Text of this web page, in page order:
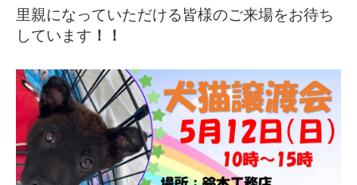
里親になっていただける皆様のご来場をお待ち
しています ！！